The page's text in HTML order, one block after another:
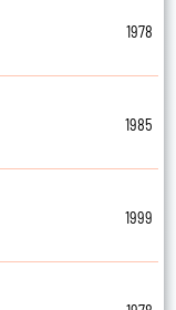
1978
1985
1999